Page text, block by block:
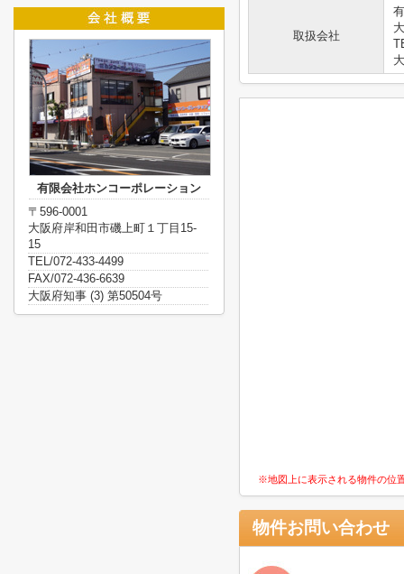
取扱会社
※地図上に表示される物件の位
物件お問い合わせ
有限会社ホンコーポレーション
〒596-0001
大阪府岸和田市磯上町１丁目15-
15
TEL/072-433-4499
FAX/072-436-6639
大阪府知事 (3) 第50504号